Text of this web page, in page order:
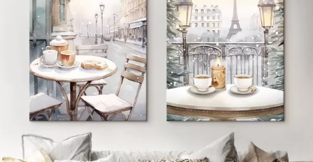
✗ Ekologický materiál
Premium
Od31.00€
✓Žiarivé a sýte farby
✓ Odolné voči vyblednutiu
✓Bezpečný atrament bez zápachu
✓Povrch podobný plátnu
✗ Ekologický materiál